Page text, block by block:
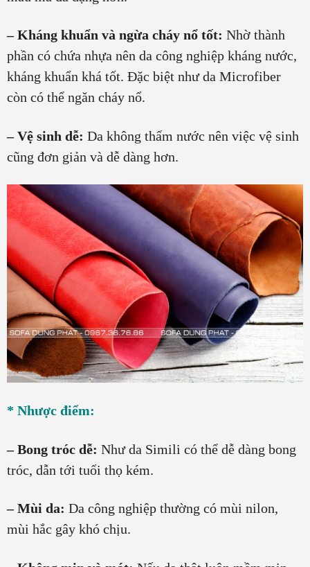
– Kháng khuẩn và ngừa cháy nổ tốt: Nhờ thành
phần có chứa nhựa nên da công nghiệp kháng nước,
kháng khuẩn khá tốt. Đặc biệt như da Microfiber
còn có thể ngăn cháy nổ.
– Vệ sinh dễ: Da không thấm nước nên việc vệ sinh
cũng đơn giản và dễ dàng hơn.
* Nhược điểm:
– Bong tróc dễ: Như da Simili có thể dễ dàng bong
tróc, dẫn tới tuổi thọ kém.
– Mùi da: Da công nghiệp thường có mùi nilon,
mùi hắc gây khó chịu.